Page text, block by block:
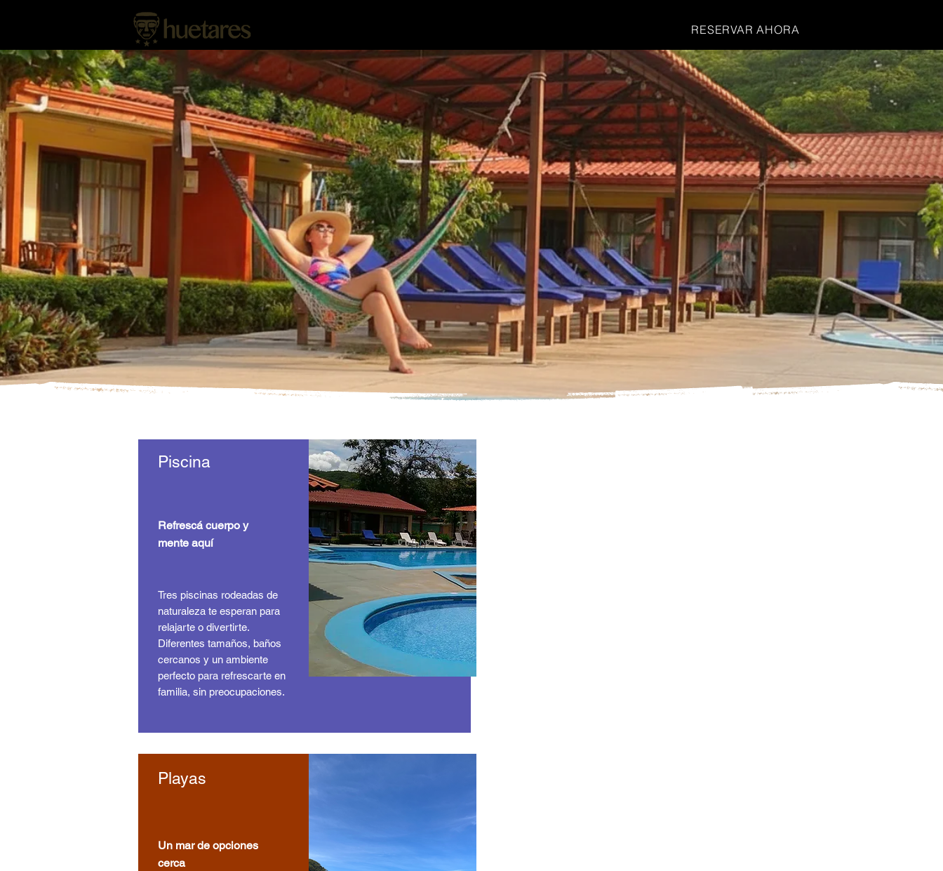
RESERVAR AHORA
Learn more
Piscina
Refrescá cuerpo y
mente aquí
Tres piscinas rodeadas de
naturaleza te esperan para
relajarte o divertirte.
Diferentes tamaños, baños
cercanos y un ambiente
perfecto para refrescarte en
familia, sin preocupaciones.
Playas
Un mar de opciones
cerca